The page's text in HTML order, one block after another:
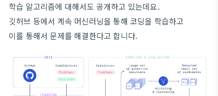
학습 알고리즘에 대해서도 공개하고 있는데요.
깃허브 등에서 계속 머신러닝을 통해 코딩을 학습하고
이를 통해서 문제를 해결한다고 합니다.